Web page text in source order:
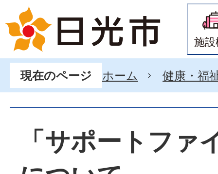
施
現在のページ ホーム 健康・福
「サポートファ